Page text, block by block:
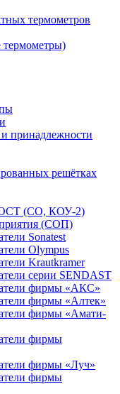
термометров
термометры)
принадлежности
решётках
(СО, КОУ-2)
(СОП)
Sonatest
Olympus
Krautkramer
серии SENDAST
фирмы «АКС»
фирмы «Алтек»
фирмы «Амати-
фирмы
фирмы «Луч»
фирмы